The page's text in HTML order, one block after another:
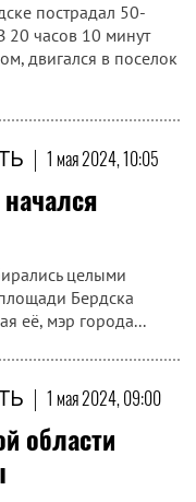
пострадал 50-
20 часов 10 минут
двигался в поселок
| 1 мая 2024, 10:05
целыми
Бердска
её, мэр города...
| 1 мая 2024, 09:00
области